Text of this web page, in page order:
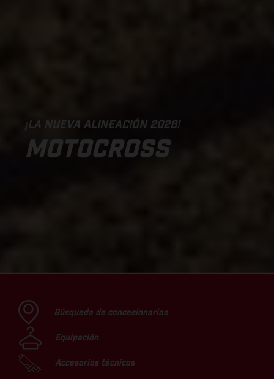
¡LA NUEVA ALINEACIÓN 2026!
MOTOCROSS
Búsqueda de concesionarios
Equipación
Accesorios técnicos